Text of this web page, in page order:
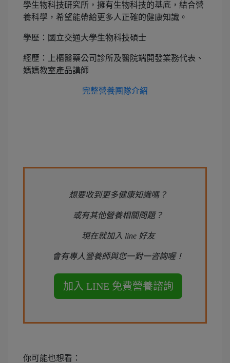
學生物科技研究所，擁有生物科技的基底，結合營
養科學，希望能帶給更多人正確的健康知識。
學歷：國立交通大學生物科技碩士
經歷：上櫃醫藥公司診所及醫院端開發業務代表、
媽媽教室產品講師
完整營養團隊介紹
想要收到更多健康知識嗎？
或有其他營養相關問題？
現在就加入 line 好友
會有專人營養師與您一對一咨詢喔！
你可能也想看：